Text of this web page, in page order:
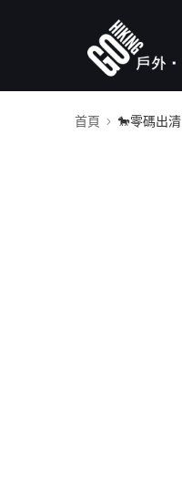
首頁 🐎零碼出清